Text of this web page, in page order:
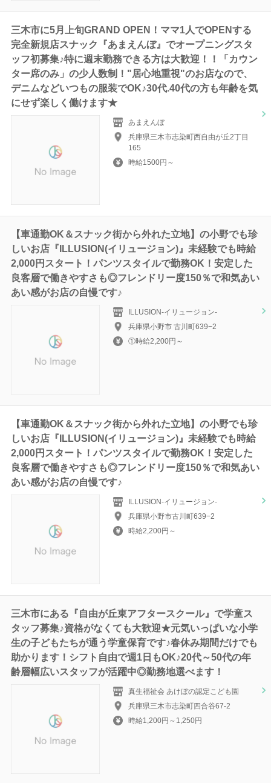
三木市に5月上旬GRAND OPEN！ママ1人でOPENする
完全新規店スナック『あまえんぼ』でオープニングスタ
ッフ初募集♪特に週末勤務できる方は大歓迎！！「カウン
ター席のみ」の少人数制！"居心地重視"のお店なので、
デニムなどいつもの服装でOK♪30代.40代の方も年齢を気
にせず楽しく働けます★
あまえんぼ
兵庫県三木市志染町西自由が丘2丁目
165
時給1500円～
【車通勤OK＆スナック街から外れた立地】の小野でも珍
しいお店『ILLUSION(イリュージョン)』未経験でも時給
2,000円スタート！パンツスタイルで勤務OK！安定した
良客層で働きやすさも◎フレンドリー度150％で和気あい
あい感がお店の自慢です♪
ILLUSION-イリュージョン-
兵庫県小野市 古川町639−2
①時給2,200円～
【車通勤OK＆スナック街から外れた立地】の小野でも珍
しいお店『ILLUSION(イリュージョン)』未経験でも時給
2,000円スタート！パンツスタイルで勤務OK！安定した
良客層で働きやすさも◎フレンドリー度150％で和気あい
あい感がお店の自慢です♪
ILLUSION-イリュージョン-
兵庫県小野市古川町639−2
時給2,200円～
三木市にある『自由が丘東アフタースクール』で学童ス
タッフ募集♪資格がなくても大歓迎★元気いっぱいな小学
生の子どもたちが通う学童保育です♪春休み期間だけでも
助かります！シフト自由で週1日もOK♪20代～50代の年
齢層幅広いスタッフが活躍中◎勤務地選べます！
真生福祉会 あけぼの認定こども園
兵庫県三木市志染町四合谷67-2
時給1,200円～1,250円